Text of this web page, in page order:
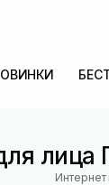
лица
Интернет